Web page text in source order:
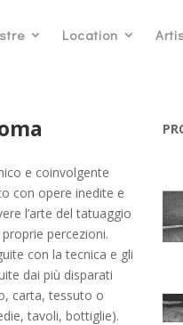
Location
e coinvolgente
con opere inedite e
l’arte del tatuaggio
percezioni.
con la tecnica e gli
dai più disparati
carta, tessuto o
tavoli, bottiglie).